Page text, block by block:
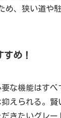
め、狭い道や
め！
な機能はすべ
えられる。賢
きたいグレー